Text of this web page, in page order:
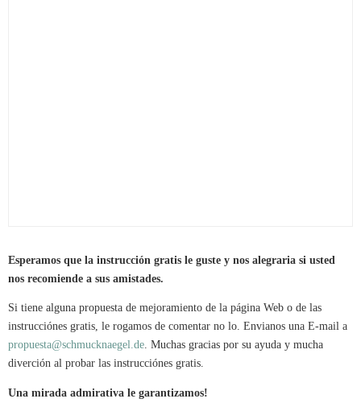
Esperamos que la instrucción gratis le guste y nos alegraria si usted
nos recomiende a sus amistades.
Si tiene alguna propuesta de mejoramiento de la página Web o de las
instrucciónes gratis, le rogamos de comentar no lo. Envianos una E-mail a
propuesta@schmucknaegel.de. Muchas gracias por su ayuda y mucha
diverción al probar las instrucciónes gratis.
Una mirada admirativa le garantizamos!